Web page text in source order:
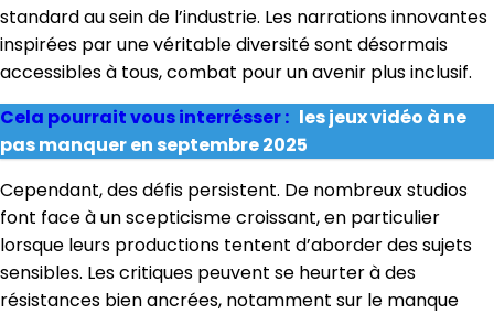
standard au sein de l’industrie. Les narrations innovantes
inspirées par une véritable diversité sont désormais
accessibles à tous, combat pour un avenir plus inclusif.
Cela pourrait vous interrésser : les jeux vidéo à ne
pas manquer en septembre 2025
Cependant, des défis persistent. De nombreux studios
font face à un scepticisme croissant, en particulier
lorsque leurs productions tentent d’aborder des sujets
sensibles. Les critiques peuvent se heurter à des
résistances bien ancrées, notamment sur le manque